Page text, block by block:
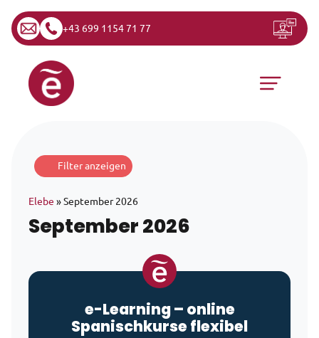
+43 699 1154 71 77
Zum Inhalt springen
Hauptnavigation
Filter anzeigen
Elebe »September 2026
September 2026
e-Learning– online
Spanischkurse flexibel